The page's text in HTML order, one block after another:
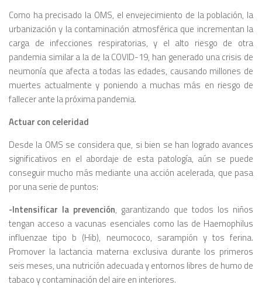
Como ha precisado la OMS, el envejecimiento de la población, la
urbanización y la contaminación atmosférica que incrementan la
carga de infecciones respiratorias, y el alto riesgo de otra
pandemia similar a la de la COVID-19, han generado una crisis de
neumonía que afecta a todas las edades, causando millones de
muertes actualmente y poniendo a muchas más en riesgo de
fallecer ante la próxima pandemia.
Actuar con celeridad
Desde la OMS se considera que, si bien se han logrado avances
significativos en el abordaje de esta patología, aún se puede
conseguir mucho más mediante una acción acelerada, que pasa
por una serie de puntos:
-Intensificar la prevención, garantizando que todos los niños
tengan acceso a vacunas esenciales como las de Haemophilus
influenzae tipo b (Hib), neumococo, sarampión y tos ferina.
Promover la lactancia materna exclusiva durante los primeros
seis meses, una nutrición adecuada y entornos libres de humo de
tabaco y contaminación del aire en interiores.